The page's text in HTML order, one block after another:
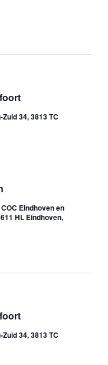
34, 3813 TC
Eindhoven en
HL Eindhoven,
34, 3813 TC